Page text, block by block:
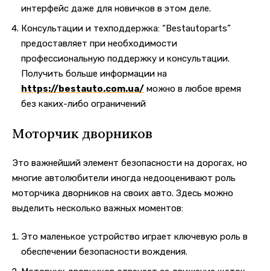
интерфейс даже для новичков в этом деле.
Консультации и техподдержка: “Bestautoparts”
предоставляет при необходимости
профессиональную поддержку и консультации.
Получить больше информации на
https://bestauto.com.ua/ можно в любое время
без каких-либо ограничений
Моторчик дворников
Это важнейший элемент безопасности на дорогах, но
многие автолюбители иногда недооценивают роль
моторчика дворников на своих авто. Здесь можно
выделить несколько важных моментов:
Это маленькое устройство играет ключевую роль в
обеспечении безопасности вождения.